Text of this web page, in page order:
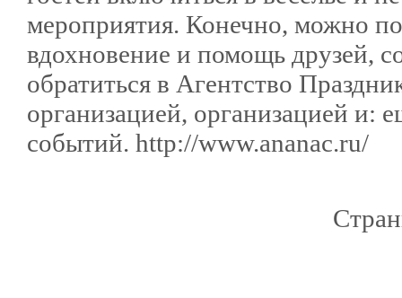
мероприятия. Конечно, можно
вдохновение и помощь друзей,
обратиться в Агентство
организацией, организацией и:
событий. http://www.ananac.ru/